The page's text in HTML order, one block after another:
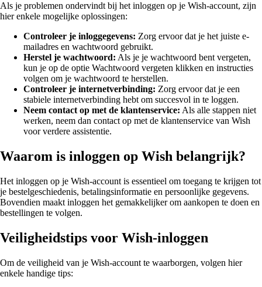
Als je problemen ondervindt bij het inloggen op je Wish-account, zijn
hier enkele mogelijke oplossingen:
Controleer je inloggegevens: Zorg ervoor dat je het juiste e-
mailadres en wachtwoord gebruikt.
Herstel je wachtwoord: Als je je wachtwoord bent vergeten,
kun je op de optie Wachtwoord vergeten klikken en instructies
volgen om je wachtwoord te herstellen.
Controleer je internetverbinding: Zorg ervoor dat je een
stabiele internetverbinding hebt om succesvol in te loggen.
Neem contact op met de klantenservice: Als alle stappen niet
werken, neem dan contact op met de klantenservice van Wish
voor verdere assistentie.
Waarom is inloggen op Wish belangrijk?
Het inloggen op je Wish-account is essentieel om toegang te krijgen tot
je bestelgeschiedenis, betalingsinformatie en persoonlijke gegevens.
Bovendien maakt inloggen het gemakkelijker om aankopen te doen en
bestellingen te volgen.
Veiligheidstips voor Wish-inloggen
Om de veiligheid van je Wish-account te waarborgen, volgen hier
enkele handige tips: